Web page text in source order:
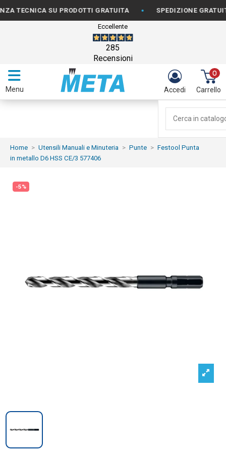
SU PRODOTTI GRATUITA • SPEDIZIONE GRATUITA
Eccellente
285
Recensioni
Menu Accedi
0
Carrello
Home Utensili Manuali e Minuteria Punte
Festool Punta
in metallo D6 HSS CE/3 577406
-5%